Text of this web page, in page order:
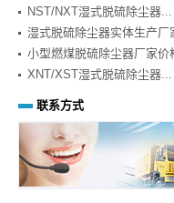
NST/NXT湿式脱硫除尘器...
湿式脱硫除尘器实体生产厂
小型燃煤脱硫除尘器厂家价
XNT/XST湿式脱硫除尘器...
联系方式